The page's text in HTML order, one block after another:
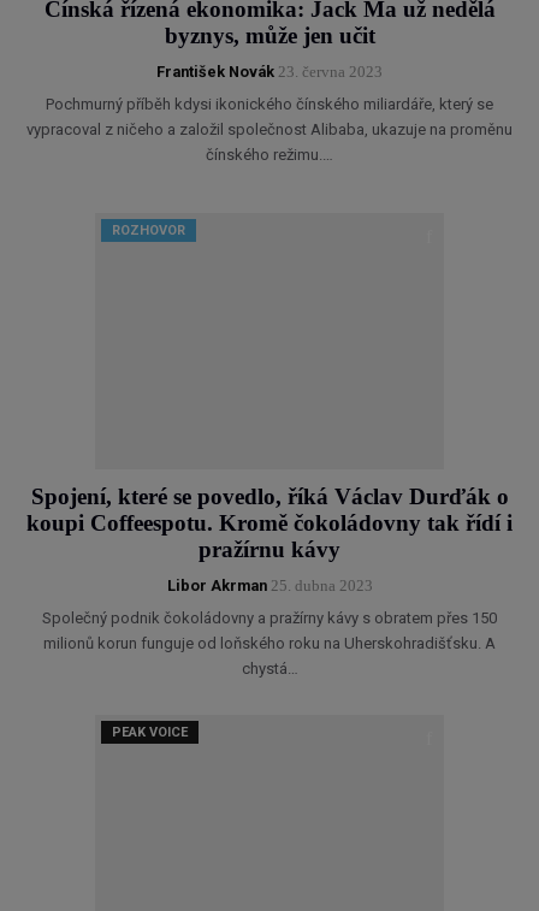
Čínská řízená ekonomika: Jack Ma už nedělá
byznys, může jen učit
František Novák 23. června 2023
Pochmurný příběh kdysi ikonického čínského miliardáře, který se
vypracoval z ničeho a založil společnost Alibaba, ukazuje na proměnu
čínského režimu.…
ROZHOVOR
Spojení, které se povedlo, říká Václav Durďák o
koupi Coffeespotu. Kromě čokoládovny tak řídí i
pražírnu kávy
Libor Akrman25. dubna 2023
Společný podnik čokoládovny a pražírny kávy s obratem přes 150
milionů korun funguje od loňského roku na Uherskohradišťsku. A
chystá…
PEAK VOICE